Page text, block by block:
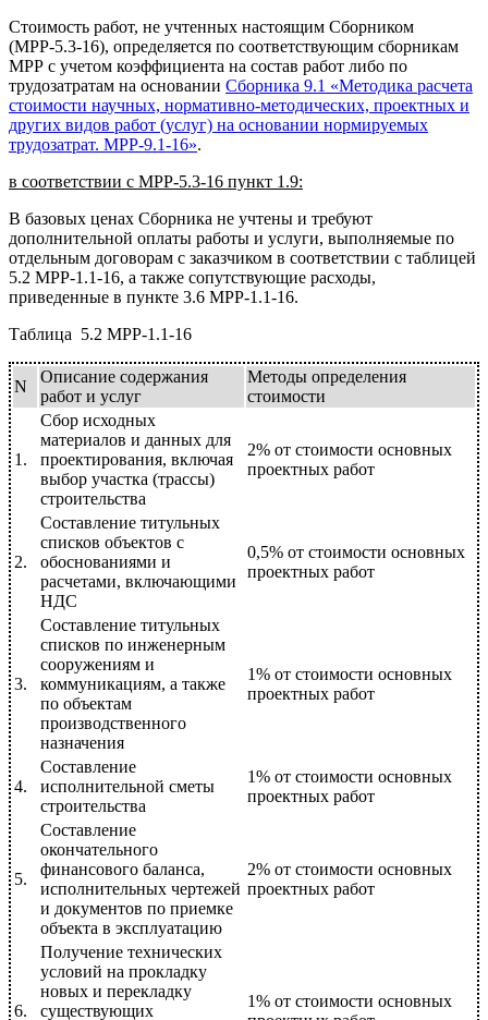
Стоимость работ, не учтенных настоящим Сборником
(МРР-5.3-16), определяется по соответствующим сборникам
МРР с учетом коэффициента на состав работ либо по
трудозатратам на основании Сборника 9.1 «Методика расчета
стоимости научных, нормативно-методических, проектных и
других видов работ (услуг) на основании нормируемых
трудозатрат. МРР-9.1-16».
в соответствии с МРР-5.3-16 пункт 1.9:
В базовых ценах Сборника не учтены и требуют
дополнительной оплаты работы и услуги, выполняемые по
отдельным договорам с заказчиком в соответствии с таблицей
5.2 МРР-1.1-16, а также сопутствующие расходы,
приведенные в пункте 3.6 МРР-1.1-16.
Таблица 5.2 МРР-1.1-16
N
Описание содержания
работ и услуг
Методы определения
стоимости
1.
Сбор исходных
материалов и данных для
проектирования, включая
выбор участка (трассы)
строительства
2% от стоимости основных
проектных работ
2.
Составление титульных
списков объектов с
обоснованиями и
расчетами, включающими
НДС
0,5% от стоимости основных
проектных работ
3.
Составление титульных
списков по инженерным
сооружениям и
коммуникациям, а также
по объектам
производственного
назначения
1% от стоимости основных
проектных работ
4.
Составление
исполнительной сметы
строительства
1% от стоимости основных
проектных работ
5.
Составление
окончательного
финансового баланса,
исполнительных чертежей
и документов по приемке
объекта в эксплуатацию
2% от стоимости основных
проектных работ
6.
Получение технических
условий на прокладку
новых и перекладку
существующих
1% от стоимости основных